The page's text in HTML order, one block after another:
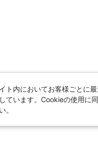
ト内においてお客様ごとに
ています。Cookieの使用に
。